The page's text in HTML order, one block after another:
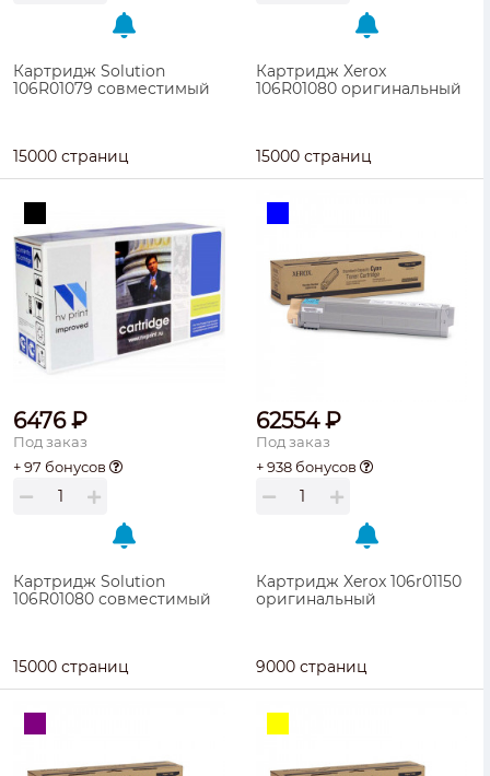
Картридж Solution
106R01079 совместимый
15000 страниц
Картридж Xerox
106R01080 оригинальный
15000 страниц
6476 ₽
Под заказ
+ 97 бонусов
Картридж Solution
106R01080 совместимый
15000 страниц
62554 ₽
Под заказ
+ 938 бонусов
Картридж Xerox 106r01150
оригинальный
9000 страниц